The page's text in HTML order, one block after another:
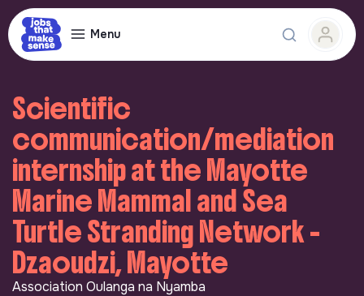
Menu
Scientific
communication/mediation
internship at the Mayotte
Marine Mammal and Sea
Turtle Stranding Network -
Dzaoudzi, Mayotte
Association Oulanga na Nyamba